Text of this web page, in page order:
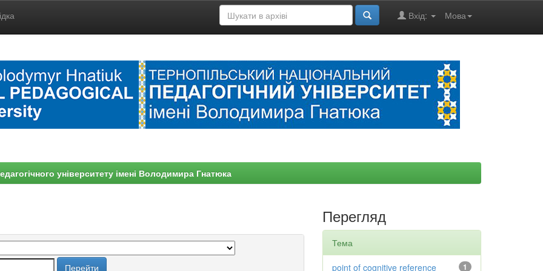
Мова
Вхід:
університету імені Володимира Гнатюка
Перегляд
Тема
1
point of cognitive reference